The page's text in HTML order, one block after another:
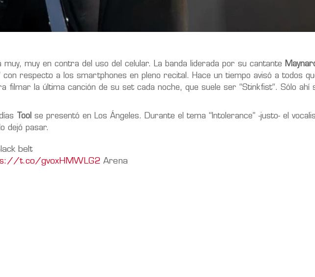
muy, muy en contra del uso del celular. La banda liderada por su cantante
con respecto a los smartphones en pleno recital. Hace un tiempo avisó a todos
filmar la última canción de su set cada noche, que suele ser “Stinkfist“. Sólo ahí
Tool se presentó en Los Ángeles. Durante el tema “Intolerance” -justo- el
dejó pasar.
belt
t.co/gvoxHMWLG2 Arena